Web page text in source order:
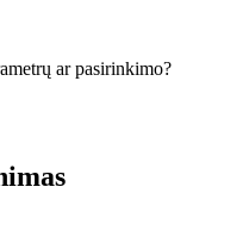
ar pasirinkimo?